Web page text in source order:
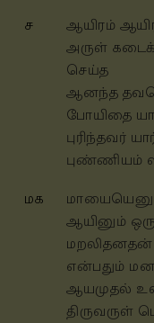
ச
ஆயிரம்
அருள்
செய்த
ஆனந்த
போயிதை
புரிந்தவர்
புண்ணியம்
மக
ஆயினும்
என்பதும்
ஆயமுதல்
திருவருள்